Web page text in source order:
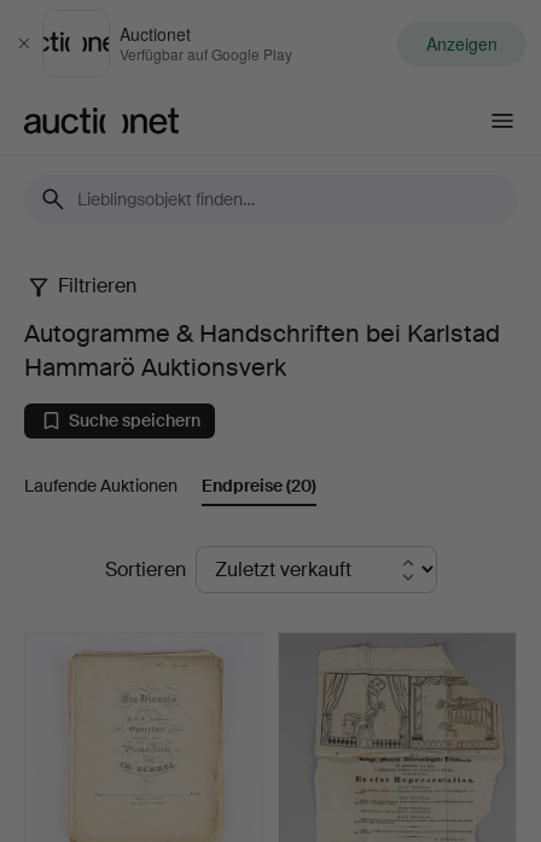
Schließen
Auctionet
Verfügbar auf Google Play Anzeigen
Autogramme
&
Handschriften
bei
Hammarö
Auktionsverk
Filtrieren
Autogramme & Handschriften bei Karlstad
Hammarö Auktionsverk
Suche speichern
Laufende Auktionen Endpreise(20)
EndpreiseSortieren